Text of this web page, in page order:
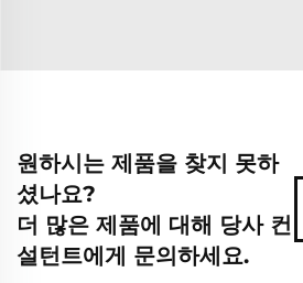
원하시는 제품을 찾지 못하
셨나요?
더 많은 제품에 대해 당사 컨
설턴트에게 문의하세요.